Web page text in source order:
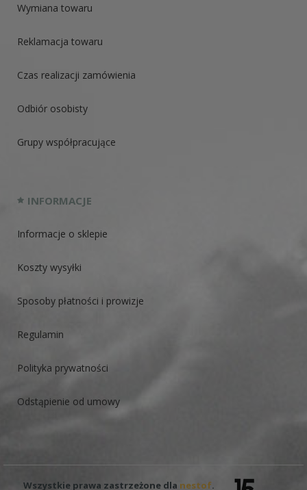
Wymiana towaru
Reklamacja towaru
Czas realizacji zamówienia
Odbiór osobisty
Grupy współpracujące
INFORMACJE
Informacje o sklepie
Koszty wysyłki
Sposoby płatności i prowizje
Regulamin
Polityka prywatności
Odstąpienie od umowy
Wszystkie prawa zastrzeżone dla nestof.